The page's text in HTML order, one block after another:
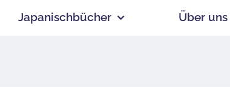
Japanischbücher Über uns